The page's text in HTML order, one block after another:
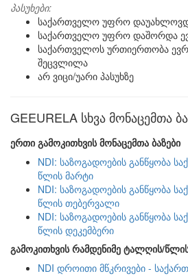
პასუხები:
საქართველო უფრო
საქართველო უფრო დაშორდა
საქართველოს ურთიერთობა
შეცვლილა
არ ვიცი/უარი პასუხზე
GEEURELA სხვა მონაცემთა
ერთი გამოკითხვის მონაცემთა ბაზები
NDI: საზოგადოების განწყობა
წლის მარტი
NDI: საზოგადოების განწყობა
წლის თებერვალი
NDI: საზოგადოების განწყობა
წლის დეკემბერი
გამოკითხვის რამდენიმე ტალღის/
NDI დროითი მწკრივები -